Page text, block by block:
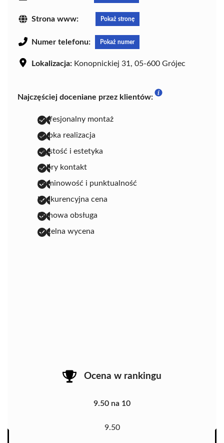
Strona www: Pokaż stronę
Numer telefonu: Pokaż numer
Lokalizacja: Konopnickiej 31, 05-600 Grójec
Najczęściej doceniane przez klientów:
profesjonalny montaż
szybka realizacja
czystość i estetyka
dobry kontakt
terminowość i punktualność
konkurencyjna cena
fachowa obsługa
rzetelna wycena
Ocena w rankingu
9.50 na 10
9.50